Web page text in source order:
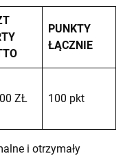
PUNKTY
ŁĄCZNIE
ZŁ 100 pkt
i otrzymały